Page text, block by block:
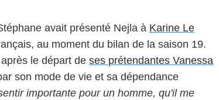
avait présenté Nejla à Karine Le
au moment du bilan de la saison 19.
le départ de ses prétendantes Vanessa
son mode de vie et sa dépendance
importante pour un homme, qu'il me